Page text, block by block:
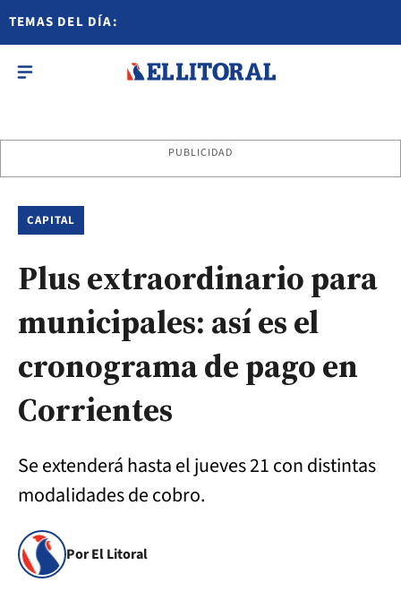
TEMAS DEL DÍA:
PUBLICIDAD
CAPITAL
Plus extraordinario para
municipales: así es el
cronograma de pago en
Corrientes
Se extenderá hasta el jueves 21 con distintas
modalidades de cobro.
Por El Litoral